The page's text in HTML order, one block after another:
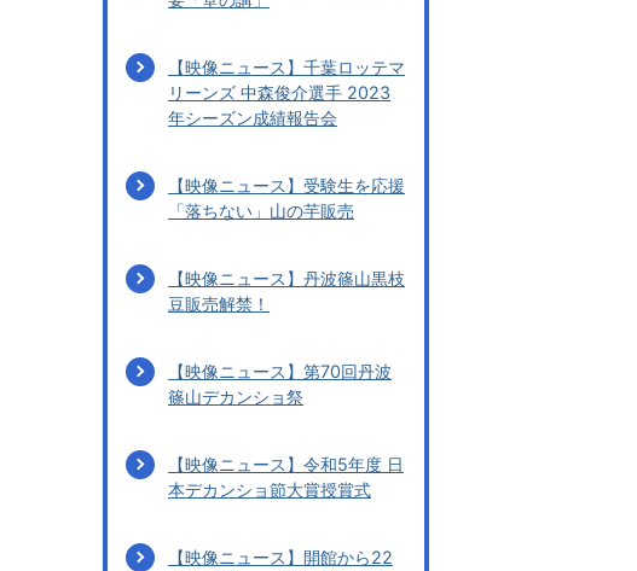
【映像ニュース】千葉ロッテマ
リーンズ 中森俊介選手 2023
年シーズン成績報告会
【映像ニュース】受験生を応援
「落ちない」山の芋販売
【映像ニュース】丹波篠山黒枝
豆販売解禁！
【映像ニュース】第70回丹波
篠山デカンショ祭
【映像ニュース】令和5年度 日
本デカンショ節大賞授賞式
【映像ニュース】開館から22